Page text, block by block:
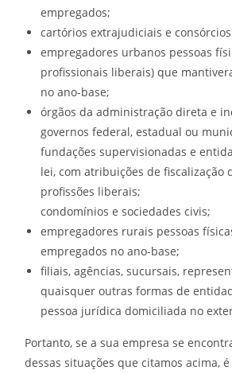
empregados;
cartórios extrajudiciais e
empregadores urbanos pessoas
profissionais liberais) que
no ano-base;
órgãos da administração direta e
governos federal, estadual ou
fundações supervisionadas e
lei, com atribuições de fiscalização
profissões liberais;
condomínios e sociedades civis;
empregadores rurais pessoas
empregados no ano-base;
filiais, agências, sucursais,
quaisquer outras formas de
pessoa jurídica domiciliada no
Portanto, se a sua empresa se
dessas situações que citamos acima,